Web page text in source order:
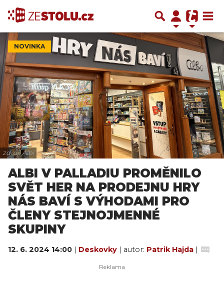
NOVINKA
zdroj: Albi
ALBI V PALLADIU PROMĚNILO
SVĚT HER NA PRODEJNU HRY
NÁS BAVÍ S VÝHODAMI PRO
ČLENY STEJNOJMENNÉ
SKUPINY
12. 6. 2024 14:00 | Deskovky | autor: Patrik Hajda |